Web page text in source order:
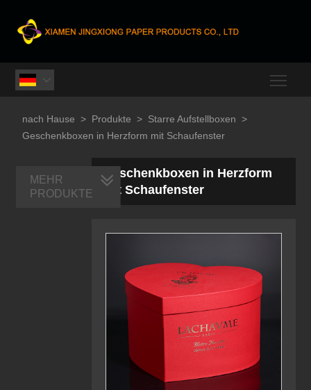

nach Hause > Produkte > Starre Aufstellboxen >
Geschenkboxen in Herzform mit Schaufenster
Geschenkboxen in Herzform
mit Schaufenster
MEHR
PRODUKTE